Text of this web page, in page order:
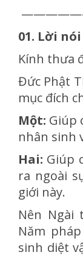
01. Lời
Kính thưa
Đức Phật
mục đích
Một: Giúp
nhân sinh
Hai: Giúp
ra ngoài
giới này.
Nên Ngài
Năm
sinh diệt